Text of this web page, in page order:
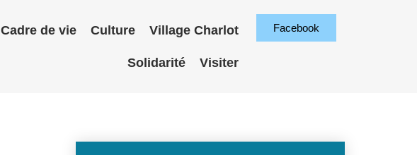
Cadre de vie Culture Village Charlot
Solidarité Visiter
Facebook